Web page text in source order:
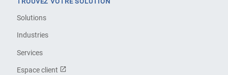
Solutions
Industries
Services
Espace client